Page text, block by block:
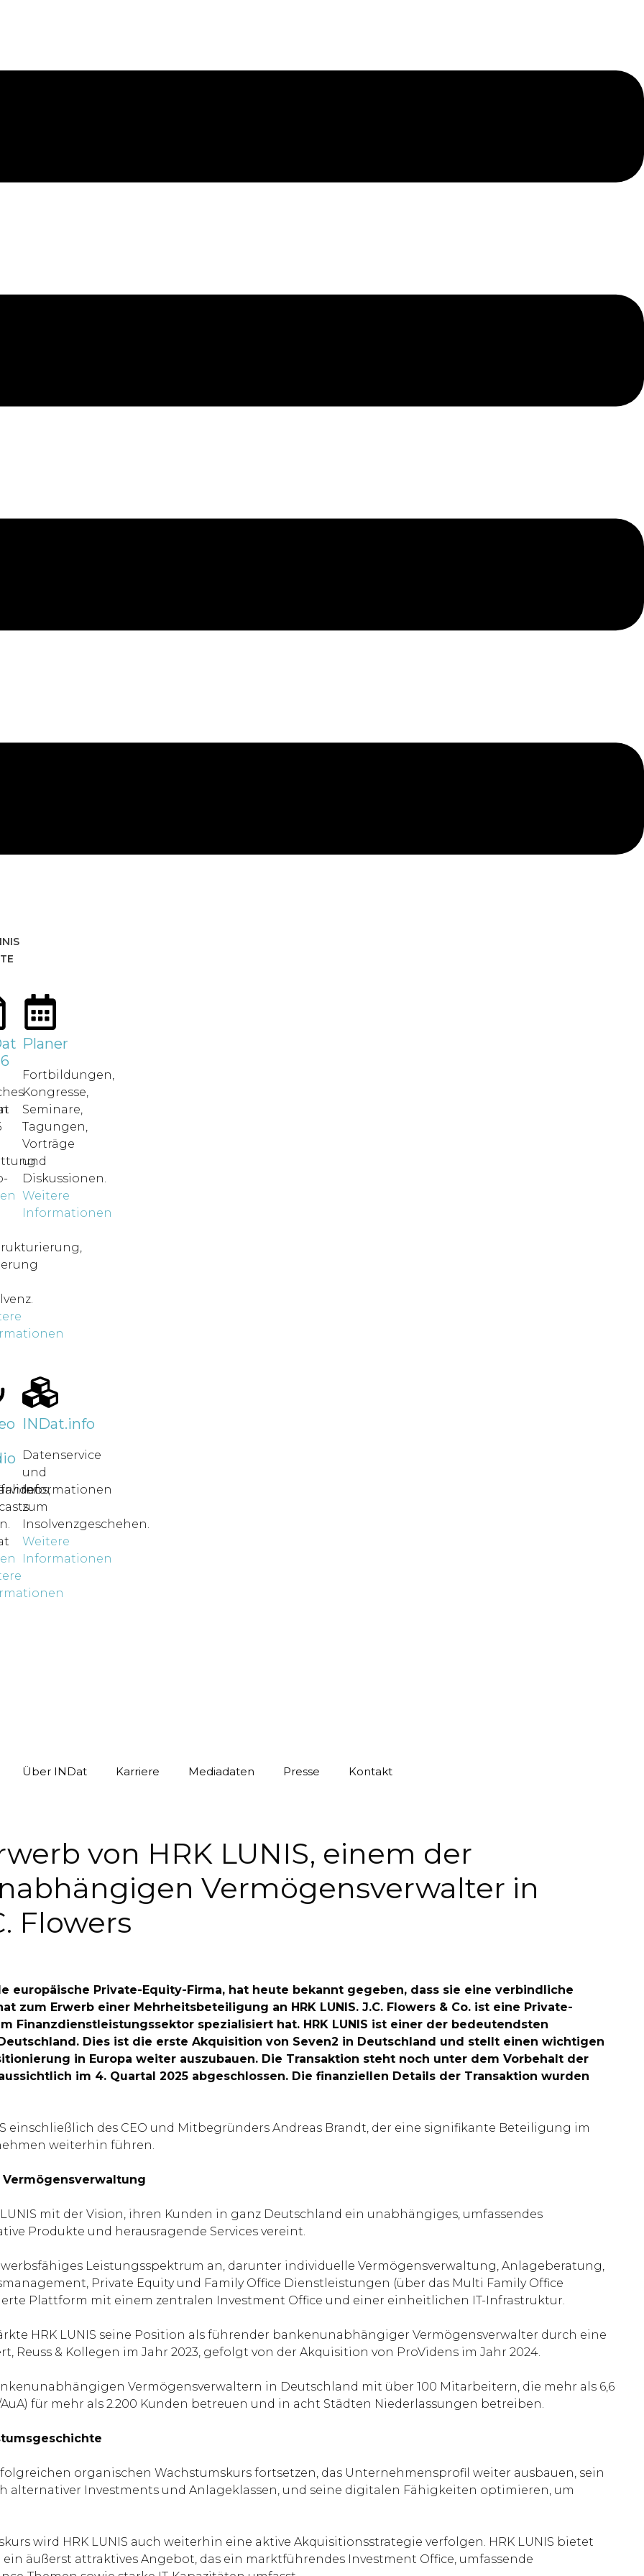
Planer
Fortbildungen,
Kongresse,
Seminare,
Tagungen,
Vorträge
und
Diskussionen.
Weitere
Informationen
INDat.info
Datenservice
und
Informationen
zum
Insolvenzgeschehen.
Weitere
Informationen
Über INDat Karriere Mediadaten Presse Kontakt
von HRK LUNIS, einem der
Vermögensverwalter in
Flowers
europäische Private-Equity-Firma, hat heute bekannt gegeben, dass sie eine verbindliche
zum Erwerb einer Mehrheitsbeteiligung an HRK LUNIS. J.C. Flowers & Co. ist eine Private-
Finanzdienstleistungssektor spezialisiert hat. HRK LUNIS ist einer der bedeutendsten
Dies ist die erste Akquisition von Seven2 in Deutschland und stellt einen wichtigen
in Europa weiter auszubauen. Die Transaktion steht noch unter dem Vorbehalt der
im 4. Quartal 2025 abgeschlossen. Die finanziellen Details der Transaktion wurden
einschließlich des CEO und Mitbegründers Andreas Brandt, der eine signifikante Beteiligung im
weiterhin führen.
Vermögensverwaltung
mit der Vision, ihren Kunden in ganz Deutschland ein unabhängiges, umfassendes
Produkte und herausragende Services vereint.
Leistungsspektrum an, darunter individuelle Vermögensverwaltung, Anlageberatung,
Private Equity und Family Office Dienstleistungen (über das Multi Family Office
Plattform mit einem zentralen Investment Office und einer einheitlichen IT-Infrastruktur.
HRK LUNIS seine Position als führender bankenunabhängiger Vermögensverwalter durch eine
Reuss & Kollegen im Jahr 2023, gefolgt von der Akquisition von ProVidens im Jahr 2024.
Vermögensverwaltern in Deutschland mit über 100 Mitarbeitern, die mehr als 6,6
für mehr als 2.200 Kunden betreuen und in acht Städten Niederlassungen betreiben.
organischen Wachstumskurs fortsetzen, das Unternehmensprofil weiter ausbauen, sein
Investments und Anlageklassen, und seine digitalen Fähigkeiten optimieren, um
wird HRK LUNIS auch weiterhin eine aktive Akquisitionsstrategie verfolgen. HRK LUNIS bietet
äußerst attraktives Angebot, das ein marktführendes Investment Office, umfassende